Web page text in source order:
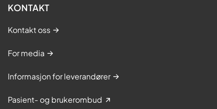
KONTAKT
Kontakt oss
For media
Informasjon for leverandører
Pasient- og brukerombud